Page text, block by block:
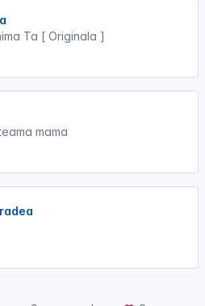
Ta [ Originala ]
mama